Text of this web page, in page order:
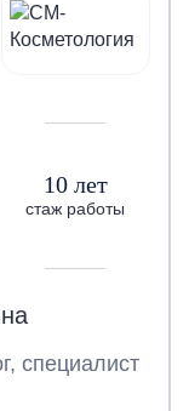
10 лет
стаж работы
специалист